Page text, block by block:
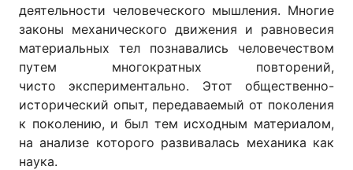
деятельности человеческого мышления. Многие
законы механического движения и равновесия
материальных тел познавались человечеством
путем многократных повторений,
чисто экспериментально. Этот общественно-
исторический опыт, передаваемый от поколения
к поколению, и был тем исходным материалом,
на анализе которого развивалась механика как
наука.